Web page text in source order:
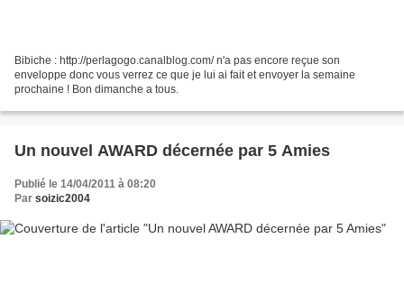
Bibiche : http://perlagogo.canalblog.com/ n'a pas encore reçue son
enveloppe donc vous verrez ce que je lui ai fait et envoyer la semaine
prochaine ! Bon dimanche a tous.
Un nouvel AWARD décernée par 5 Amies
Publié le 14/04/2011 à 08:20
Par soizic2004